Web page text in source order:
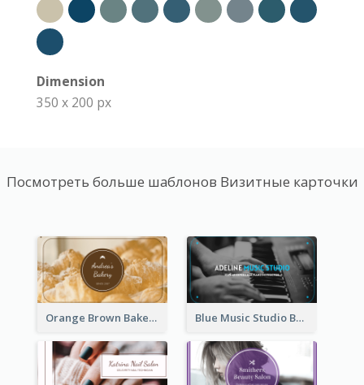
Dimension
350 x 200 px
Посмотреть больше шаблонов Визитные карточки
Orange Brown Bakery Business Card Blue Music Studio Business Card